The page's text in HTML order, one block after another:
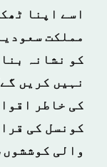
اسے اپنا
مملکت
کو نشانہ
نہیں کریں
کی خاطر
والی